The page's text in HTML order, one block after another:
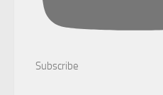
Subscribe